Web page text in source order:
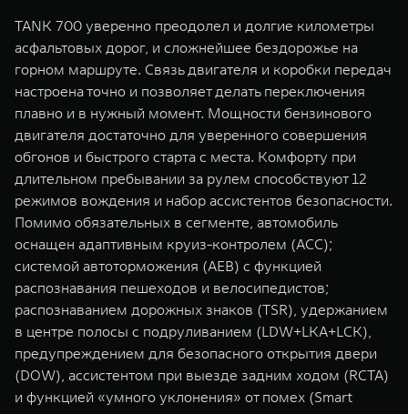
TANK 700 уверенно преодолел и долгие километры
асфальтовых дорог, и сложнейшее бездорожье на
горном маршруте. Связь двигателя и коробки передач
настроена точно и позволяет делать переключения
плавно и в нужный момент. Мощности бензинового
двигателя достаточно для уверенного совершения
обгонов и быстрого старта с места. Комфорту при
длительном пребывании за рулем способствуют 12
режимов вождения и набор ассистентов безопасности.
Помимо обязательных в сегменте, автомобиль
оснащен адаптивным круиз-контролем (ACC);
системой автоторможения (AEB) с функцией
распознавания пешеходов и велосипедистов;
распознаванием дорожных знаков (TSR), удержанием
в центре полосы с подруливанием (LDW+LKA+LCK),
предупреждением для безопасного открытия двери
(DOW), ассистентом при выезде задним ходом (RCTA)
и функцией «умного уклонения» от помех (Smart